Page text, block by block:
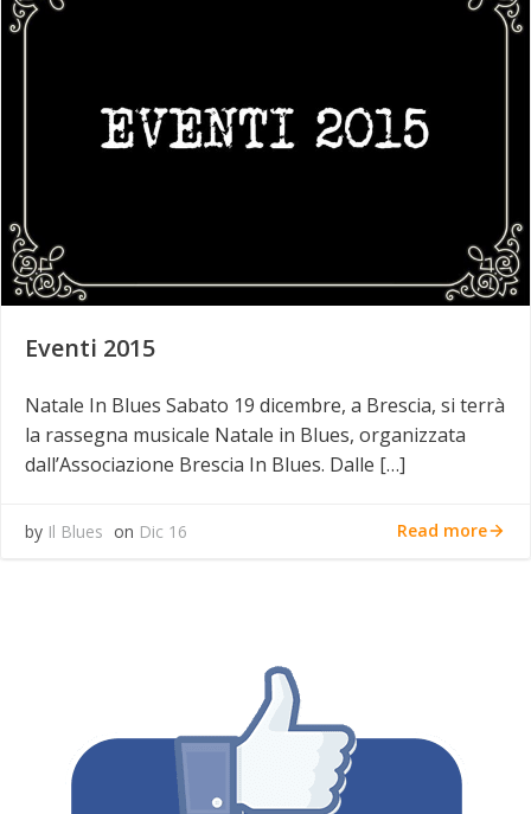
Eventi 2015
Natale In Blues Sabato 19 dicembre, a Brescia, si terrà
la rassegna musicale Natale in Blues, organizzata
dall’Associazione Brescia In Blues. Dalle […]
by Il Blues on Dic 16 Read more